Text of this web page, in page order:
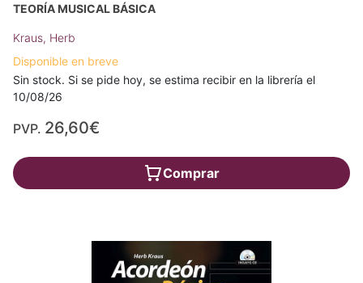
TEORÍA MUSICAL BÁSICA
Kraus, Herb
Disponible en breve
Sin stock. Si se pide hoy, se estima recibir en la librería el
10/08/26
PVP. 26,60€
Comprar